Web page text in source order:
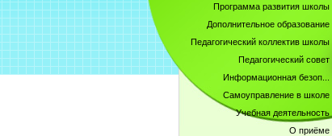
Программа развития школы
Дополнительное образование
Педагогический коллектив школы
Педагогический совет
Информационная безоп...
Самоуправление в школе
Учебная деятельность
О приёме